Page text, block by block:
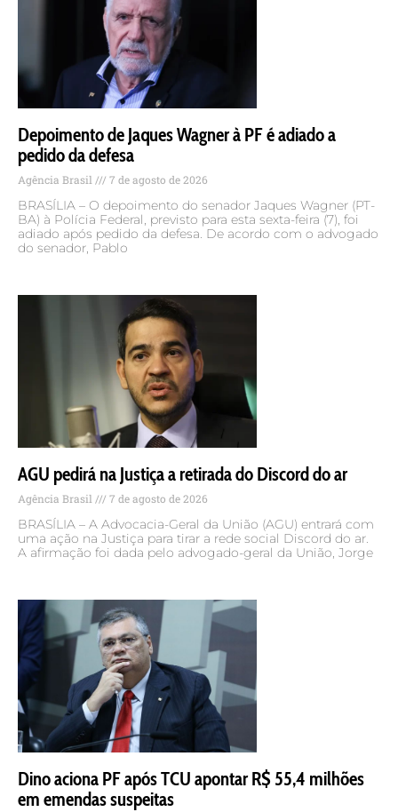
Depoimento de Jaques Wagner à PF é adiado a
pedido da defesa
Agência Brasil 7 de agosto de 2026
BRASÍLIA – O depoimento do senador Jaques Wagner (PT-
BA) à Polícia Federal, previsto para esta sexta-feira (7), foi
adiado após pedido da defesa. De acordo com o advogado
do senador, Pablo
AGU pedirá na Justiça a retirada do Discord do ar
Agência Brasil 7 de agosto de 2026
BRASÍLIA – A Advocacia-Geral da União (AGU) entrará com
uma ação na Justiça para tirar a rede social Discord do ar.
A afirmação foi dada pelo advogado-geral da União, Jorge
Dino aciona PF após TCU apontar R$ 55,4 milhões
em emendas suspeitas